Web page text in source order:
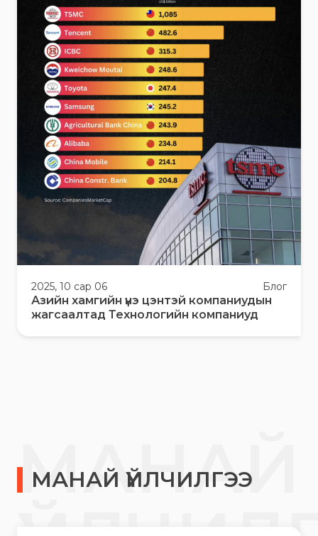
2025, 10 сар 06 Блог
Азийн хамгийн үнэ цэнтэй компаниудын
жагсаалтад Технологийн компаниуд
МАНАЙ ҮЙЛЧИЛГЭЭ
МАНАЙ